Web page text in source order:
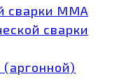
сварки MMA
сварки
(аргонной)